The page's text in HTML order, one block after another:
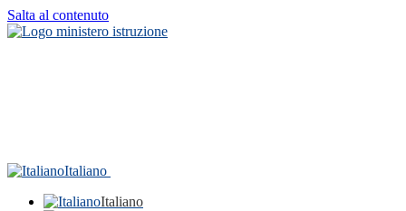
Salta al contenuto
Italiano
Italiano